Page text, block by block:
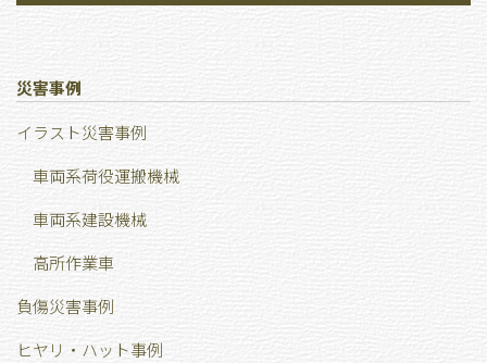
災害事例
イラスト災害事例
車両系荷役運搬機械
車両系建設機械
高所作業車
負傷災害事例
ヒヤリ・ハット事例